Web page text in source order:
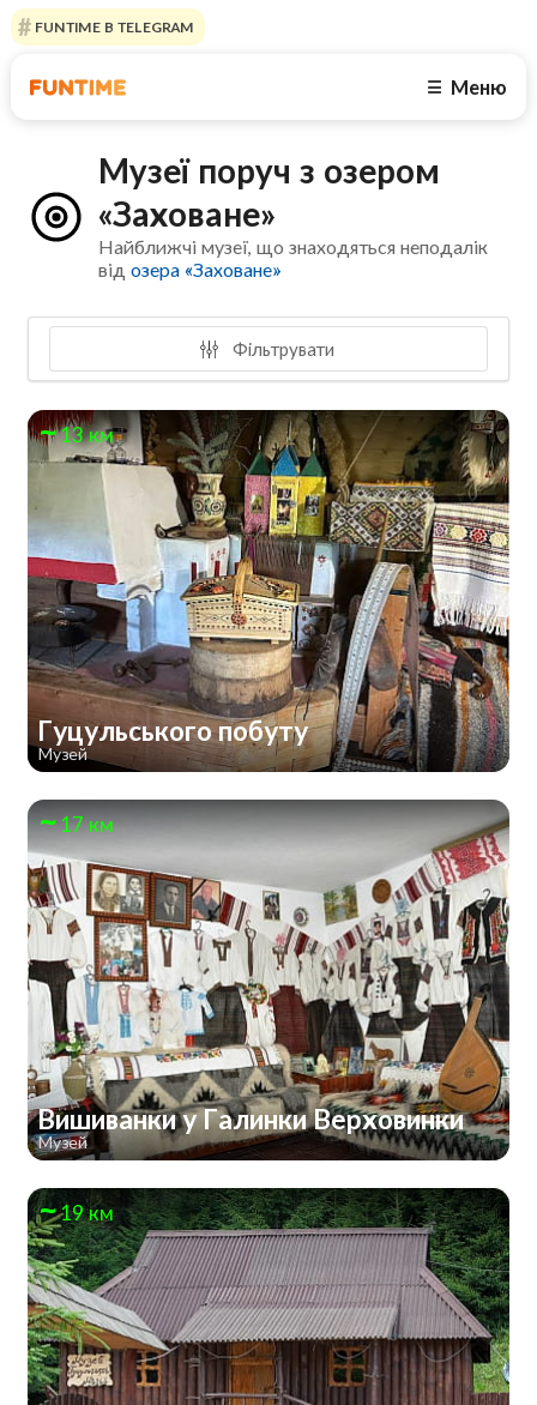
FUNTIME В TELEGRAM
☰ Меню
Музеї поруч з озером
«Заховане»
Найближчі музеї, що знаходяться неподалік
відозера «Заховане»
Фільтрувати
13 км
Гуцульського побуту
Музей
17 км
Вишиванки у Галинки Верховинки
Музей
19 км